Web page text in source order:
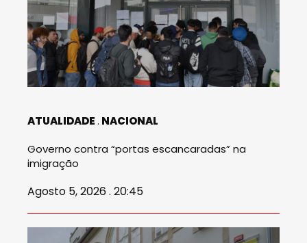
ATUALIDADE NACIONAL
Governo contra “portas escancaradas” na
imigração
Agosto 5, 2026 . 20:45